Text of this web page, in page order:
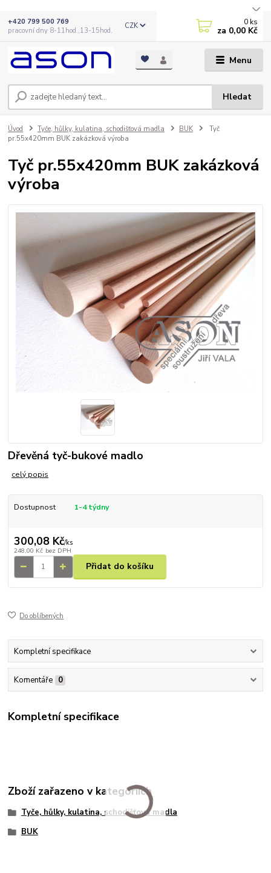
Menu
CZK
Hledat
+420 799 500 769
pracovní dny 8-11hod.,13-15hod.
0 ks
za 0,00 Kč
Úvod Tyče, hůlky, kulatina, schodišťová madla BUK
Tyč
pr.55x420mm BUK zakázková výroba
Tyč pr.55x420mm BUK zakázková
výroba
Dřevěná tyč-bukové madlo
celý popis
Dostupnost 1-4 týdny
300,08 Kč/ks
248,00 Kč bez DPH
Přidat do košíku
Do oblíbených
Kompletní specifikace
Komentáře 0
Kompletní specifikace
Zboží zařazeno v kategoriích
Tyče, hůlky, kulatina, schodišťová madla
BUK